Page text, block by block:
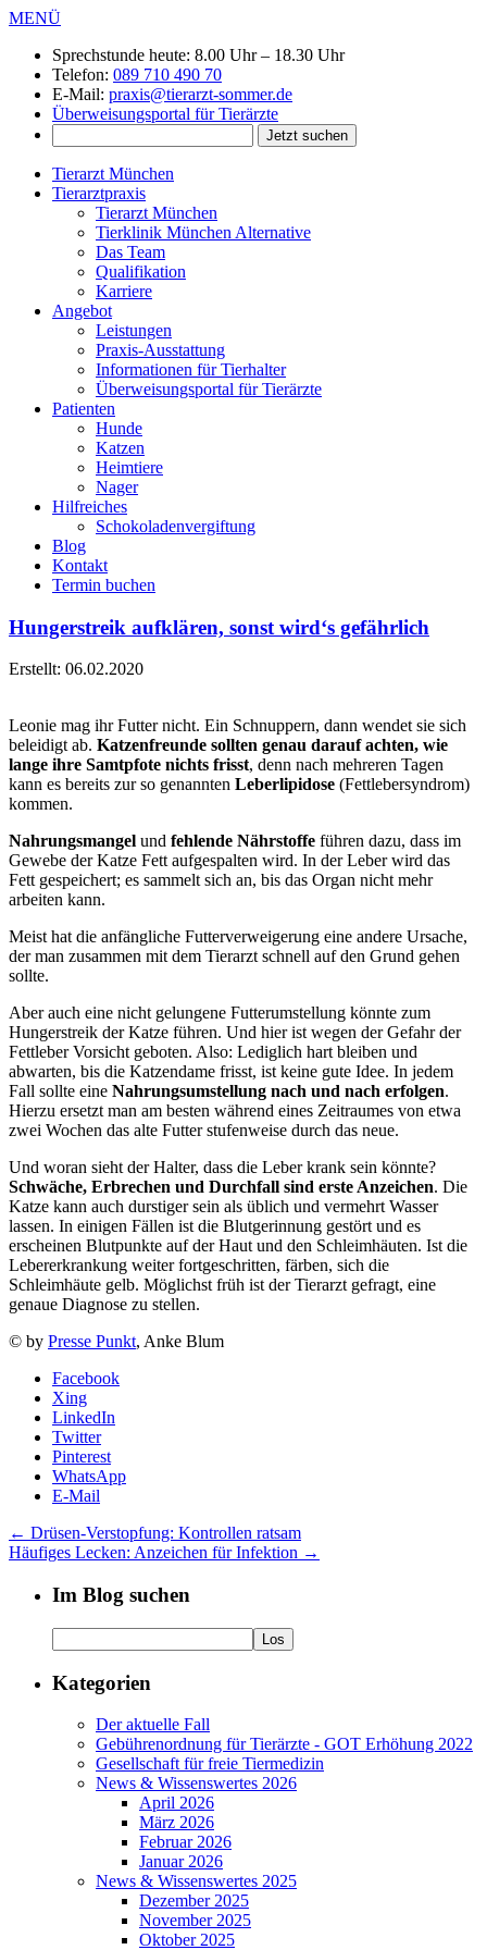
MENÜ
Sprechstunde heute: 8.00 Uhr – 18.30 Uhr
Telefon: 089 710 490 70
E-Mail: praxis@tierarzt-sommer.de
Überweisungsportal für Tierärzte
Tierarzt München
Tierarztpraxis
Tierarzt München
Tierklinik München Alternative
Das Team
Qualifikation
Karriere
Angebot
Leistungen
Praxis-Ausstattung
Informationen für Tierhalter
Überweisungsportal für Tierärzte
Patienten
Hunde
Katzen
Heimtiere
Nager
Hilfreiches
Schokoladenvergiftung
Blog
Kontakt
Termin buchen
Hungerstreik aufklären, sonst wird‘s gefährlich
Erstellt: 06.02.2020
Leonie mag ihr Futter nicht. Ein Schnuppern, dann wendet sie sich
beleidigt ab. Katzenfreunde sollten genau darauf achten, wie
lange ihre Samtpfote nichts frisst, denn nach mehreren Tagen
kann es bereits zur so genannten Leberlipidose (Fettlebersyndrom)
kommen.
Nahrungsmangel und fehlende Nährstoffe führen dazu, dass im
Gewebe der Katze Fett aufgespalten wird. In der Leber wird das
Fett gespeichert; es sammelt sich an, bis das Organ nicht mehr
arbeiten kann.
Meist hat die anfängliche Futterverweigerung eine andere Ursache,
der man zusammen mit dem Tierarzt schnell auf den Grund gehen
sollte.
Aber auch eine nicht gelungene Futterumstellung könnte zum
Hungerstreik der Katze führen. Und hier ist wegen der Gefahr der
Fettleber Vorsicht geboten. Also: Lediglich hart bleiben und
abwarten, bis die Katzendame frisst, ist keine gute Idee. In jedem
Fall sollte eine Nahrungsumstellung nach und nach erfolgen.
Hierzu ersetzt man am besten während eines Zeitraumes von etwa
zwei Wochen das alte Futter stufenweise durch das neue.
Und woran sieht der Halter, dass die Leber krank sein könnte?
Schwäche, Erbrechen und Durchfall sind erste Anzeichen. Die
Katze kann auch durstiger sein als üblich und vermehrt Wasser
lassen. In einigen Fällen ist die Blutgerinnung gestört und es
erscheinen Blutpunkte auf der Haut und den Schleimhäuten. Ist die
Lebererkrankung weiter fortgeschritten, färben, sich die
Schleimhäute gelb. Möglichst früh ist der Tierarzt gefragt, eine
genaue Diagnose zu stellen.
© by Presse Punkt, Anke Blum
Facebook
Xing
LinkedIn
Twitter
Pinterest
WhatsApp
E-Mail
← Drüsen-Verstopfung: Kontrollen ratsam
Häufiges Lecken: Anzeichen für Infektion →
Im Blog suchen
Kategorien
Der aktuelle Fall
Gebührenordnung für Tierärzte - GOT Erhöhung 2022
Gesellschaft für freie Tiermedizin
News & Wissenswertes 2026
April 2026
März 2026
Februar 2026
Januar 2026
News & Wissenswertes 2025
Dezember 2025
November 2025
Oktober 2025